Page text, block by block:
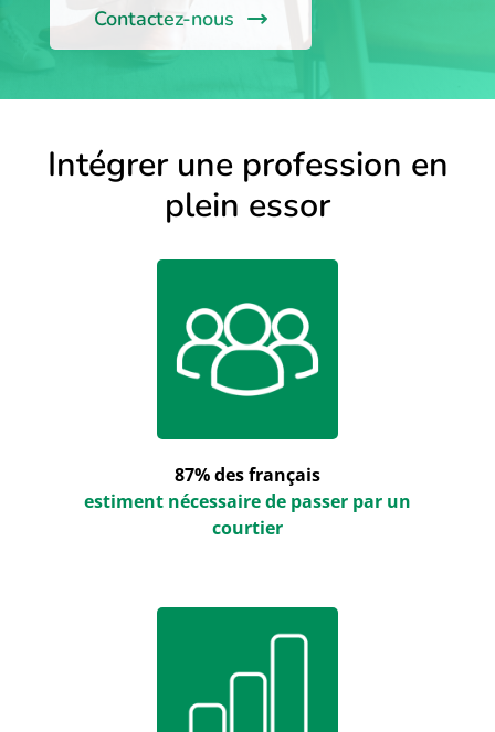
Contactez-nous
Intégrer une profession en
plein essor
87% des français
estiment nécessaire de passer par un
courtier